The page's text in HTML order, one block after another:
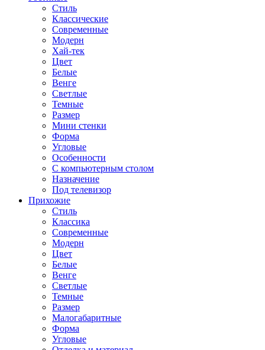
Стиль
Классические
Современные
Модерн
Хай-тек
Цвет
Белые
Венге
Светлые
Темные
Размер
Мини стенки
Форма
Угловые
Особенности
С компьютерным столом
Назначение
Под телевизор
Прихожие
Стиль
Классика
Современные
Модерн
Цвет
Белые
Венге
Светлые
Темные
Размер
Малогабаритные
Форма
Угловые